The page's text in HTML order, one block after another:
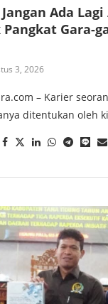
Ada Lagi
Gara-
3, 2026
– Karier
ditentukan oleh